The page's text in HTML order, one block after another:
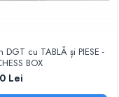
DGT cu TABLĂ și PIESE -
BOX
Lei